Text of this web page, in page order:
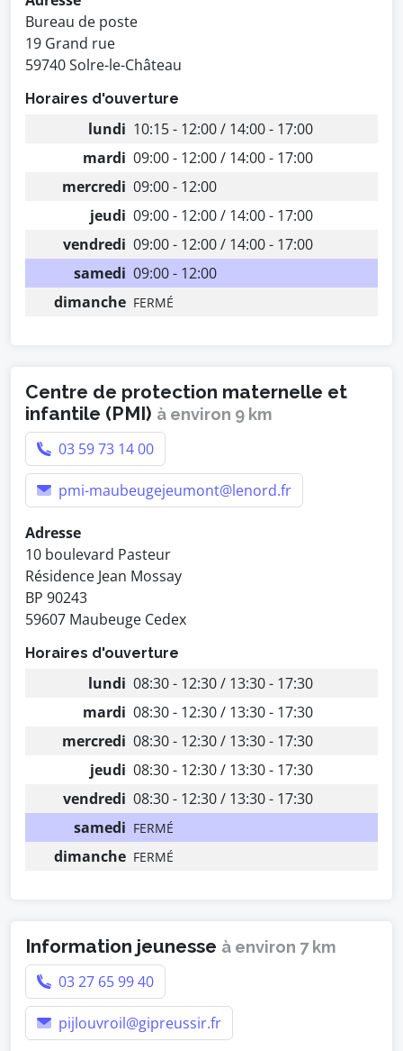
Bureau de poste
19 Grand rue
59740 Solre-le-Château
Horaires d'ouverture
lundi 10:15 - 12:00 / 14:00 - 17:00
mardi 09:00 - 12:00 / 14:00 - 17:00
mercredi 09:00 - 12:00
jeudi 09:00 - 12:00 / 14:00 - 17:00
vendredi 09:00 - 12:00 / 14:00 - 17:00
samedi 09:00 - 12:00
dimanche FERMÉ
Centre de protection maternelle et
infantile (PMI) à environ 9 km
03 59 73 14 00
pmi-maubeugejeumont@lenord.fr
Adresse
10 boulevard Pasteur
Résidence Jean Mossay
BP 90243
59607 Maubeuge Cedex
Horaires d'ouverture
lundi 08:30 - 12:30 / 13:30 - 17:30
mardi 08:30 - 12:30 / 13:30 - 17:30
mercredi 08:30 - 12:30 / 13:30 - 17:30
jeudi 08:30 - 12:30 / 13:30 - 17:30
vendredi 08:30 - 12:30 / 13:30 - 17:30
samedi FERMÉ
dimanche FERMÉ
Information jeunesse à environ 7 km
03 27 65 99 40
pijlouvroil@gipreussir.fr